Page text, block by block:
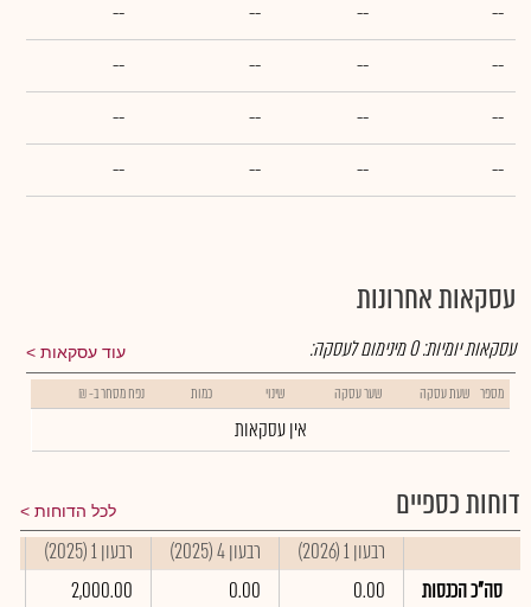
--
--
--
--
--
--
--
--
--
--
--
--
--
--
--
--
עסקאות אחרונות
עוד עסקאות עסקאות יומיות:0מינימום לעסקה:
מספר שעת עסקה שער עסקה שינוי כמות נפח מסחר ב- ₪
אין עסקאות
דוחות כספיים לכל הדוחות
רבעון 1 (2026) רבעון 4 (2025) רבעון 1 (2025)
סה"כ הכנסות
0.00
0.00
2,000.00